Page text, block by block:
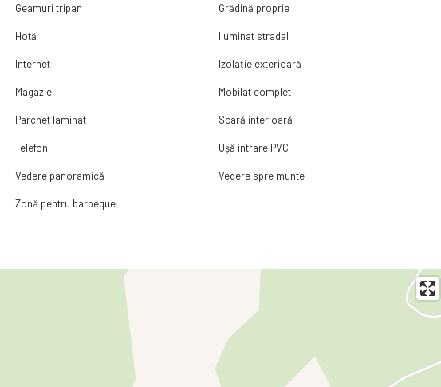
Geamuri tripan Grădină proprie
Hotă Iluminat stradal
Internet Izolație exterioară
Magazie Mobilat complet
Parchet laminat Scară interioară
Telefon Ușă intrare PVC
Vedere panoramică Vedere spre munte
Zonă pentru barbeque